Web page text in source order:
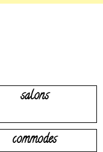
salons
commodes